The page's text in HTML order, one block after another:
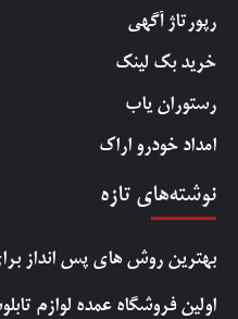
رپورتاژ آگهی
خرید بک لینک
رستوران یاب
امداد خودرو اراک
نوشته‌های تازه
بهترین روش‌ های پس‌ انداز
اولین فروشگاه عمده لوازم